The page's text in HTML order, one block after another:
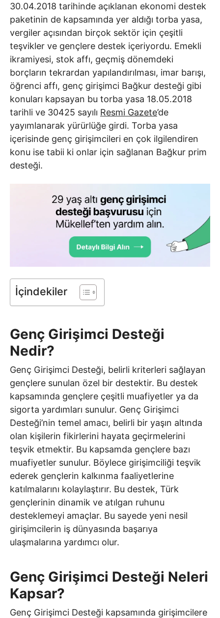
30.04.2018 tarihinde açıklanan ekonomi destek
paketinin de kapsamında yer aldığı torba yasa,
vergiler açısından birçok sektör için çeşitli
teşvikler ve gençlere destek içeriyordu. Emekli
ikramiyesi, stok affı, geçmiş dönemdeki
borçların tekrardan yapılandırılması, imar barışı,
öğrenci affı, genç girişimci Bağkur desteği gibi
konuları kapsayan bu torba yasa 18.05.2018
tarihli ve 30425 sayılı Resmi Gazete’de
yayımlanarak yürürlüğe girdi. Torba yasa
içerisinde genç girişimcileri en çok ilgilendiren
konu ise tabii ki onlar için sağlanan Bağkur prim
desteği.
İçindekiler
Genç Girişimci Desteği
Nedir?
Genç Girişimci Desteği, belirli kriterleri sağlayan
gençlere sunulan özel bir destektir. Bu destek
kapsamında gençlere çeşitli muafiyetler ya da
sigorta yardımları sunulur. Genç Girişimci
Desteği’nin temel amacı, belirli bir yaşın altında
olan kişilerin fikirlerini hayata geçirmelerini
teşvik etmektir. Bu kapsamda gençlere bazı
muafiyetler sunulur. Böylece girişimciliği teşvik
ederek gençlerin kalkınma faaliyetlerine
katılmalarını kolaylaştırır. Bu destek, Türk
gençlerinin dinamik ve atılgan ruhunu
desteklemeyi amaçlar. Bu sayede yeni nesil
girişimcilerin iş dünyasında başarıya
ulaşmalarına yardımcı olur.
Genç Girişimci Desteği Neleri
Kapsar?
Genç Girişimci Desteği kapsamında girişimcilere